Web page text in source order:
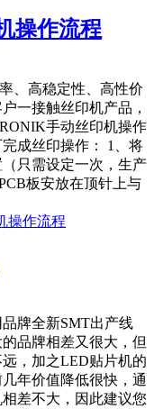
操作流程
、高稳定性、高性价
一接触丝印机产品，
手动丝印机操作
成丝印操作： 1、将
只需设定一次，生产
板安放在顶针上与
操作流程
牌全新SMT出产线
品牌相差又很大，但
，加之LED贴片机的
年价值降低很快，通
差不大，因此建议您